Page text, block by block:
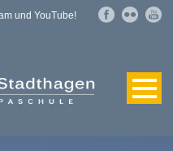
und YouTube!